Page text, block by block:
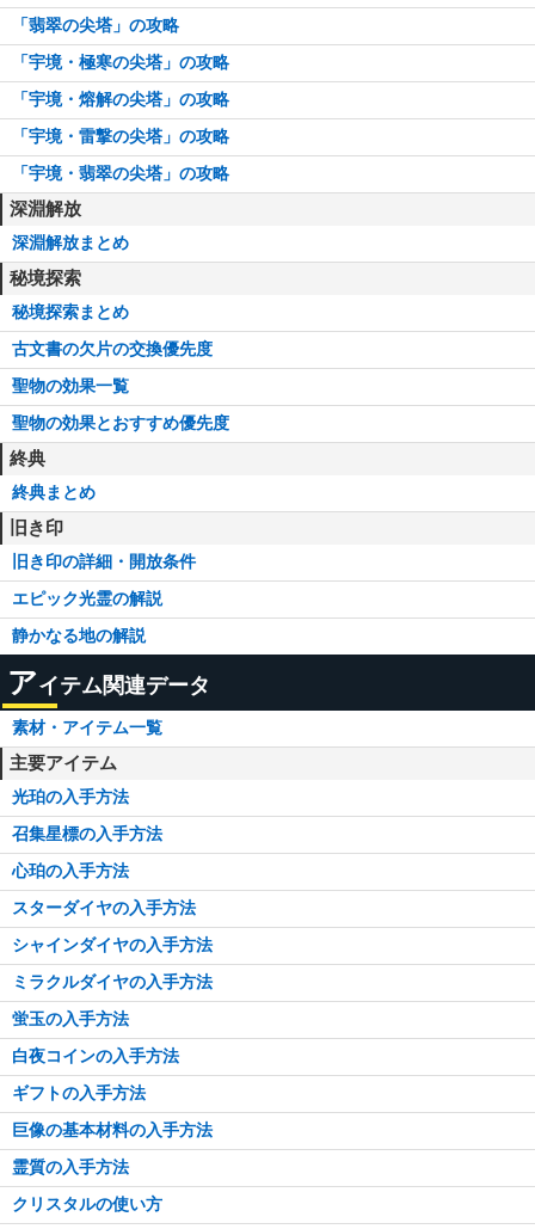
「翡翠の尖塔」の攻略
「宇境・極寒の尖塔」の攻略
「宇境・熔解の尖塔」の攻略
「宇境・雷撃の尖塔」の攻略
「宇境・翡翠の尖塔」の攻略
深淵解放
深淵解放まとめ
秘境探索
秘境探索まとめ
古文書の欠片の交換優先度
聖物の効果一覧
聖物の効果とおすすめ優先度
終典
終典まとめ
旧き印
旧き印の詳細・開放条件
エピック光霊の解説
静かなる地の解説
アイテム関連データ
素材・アイテム一覧
主要アイテム
光珀の入手方法
召集星標の入手方法
心珀の入手方法
スターダイヤの入手方法
シャインダイヤの入手方法
ミラクルダイヤの入手方法
蛍玉の入手方法
白夜コインの入手方法
ギフトの入手方法
巨像の基本材料の入手方法
霊質の入手方法
クリスタルの使い方